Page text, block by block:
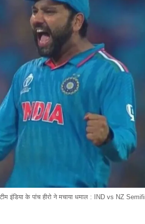
इंडिया के पांच हीरो ने मचाया धमाल : IND vs NZ